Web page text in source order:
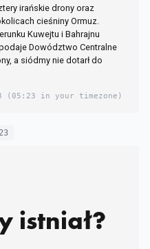
irańskie drony oraz
cieśniny Ormuz.
Kuwejtu i Bahrajnu
Dowództwo Centralne
a siódmy nie dotarł do
(05:23 in your timezone)
istniał?